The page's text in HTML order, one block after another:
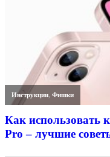
Инструкции,Фишки
Как использовать
Pro – лучшие